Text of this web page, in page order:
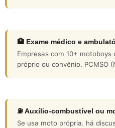
🏥 Exame médico e
Empresas com 10+
próprio ou convênio. PCMSO
⛽ Auxílio-combustível ou
Se usa moto própria. há